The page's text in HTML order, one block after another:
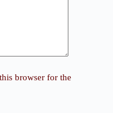
browser for the